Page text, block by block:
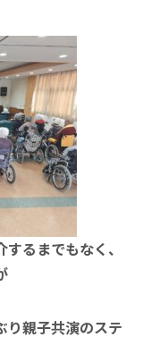
るまでもなく、
り親子共演のステ